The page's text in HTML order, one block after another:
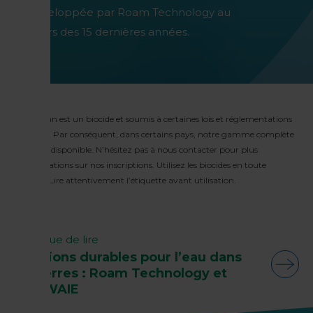
développée par Roam Technology au
cours des 15 dernières années.
Huwa-San est un biocide et soumis à certaines lois et réglementations
par pays. Par conséquent, dans certains pays, notre gamme complète
n’est pas disponible. N’hésitez pas à nous contacter pour plus
d’informations sur nos inscriptions. Utilisez les biocides en toute
sécurité. Lire attentivement l’étiquette avant utilisation.
Continue de lire
Solutions durables pour l’eau dans
les serres : Roam Technology et
OptiWAIE